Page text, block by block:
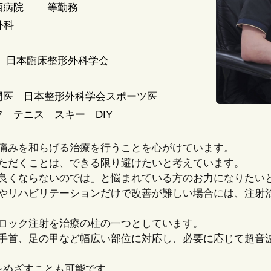
等勤務
臨床整形外科学会
日本整形外科学会スポーツ医
ニス スキー DIY
を和らげる治療を行うことを心がけています。
くことは、できる限り避けたいと考えています。
くならないのでは」と悩まれている方のお力になりたい
リハビリテーションだけで改善が難しい場合には、注射
ク注射を治療の柱の一つとしています。
首、足の甲など幅広い部位に対応し、必要に応じて超音